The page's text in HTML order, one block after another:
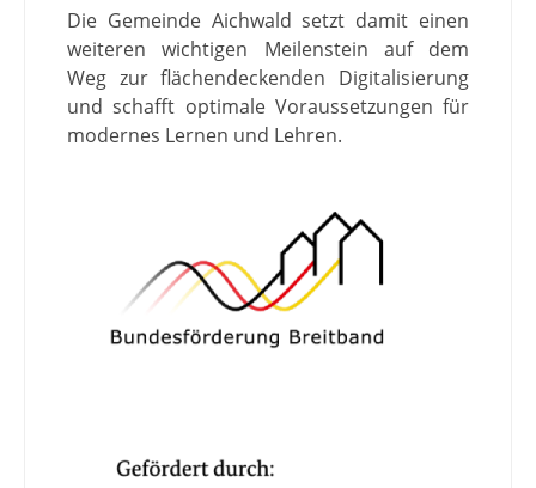
Die Gemeinde Aichwald setzt damit einen
weiteren wichtigen Meilenstein auf dem
Weg zur flächendeckenden Digitalisierung
und schafft optimale Voraussetzungen für
modernes Lernen und Lehren.